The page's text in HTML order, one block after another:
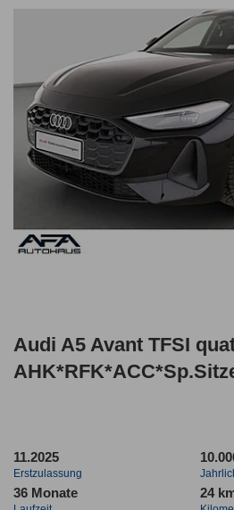
Audi A5 Avant TFSI
11.2025
Erstzulassung
36 Monate 24